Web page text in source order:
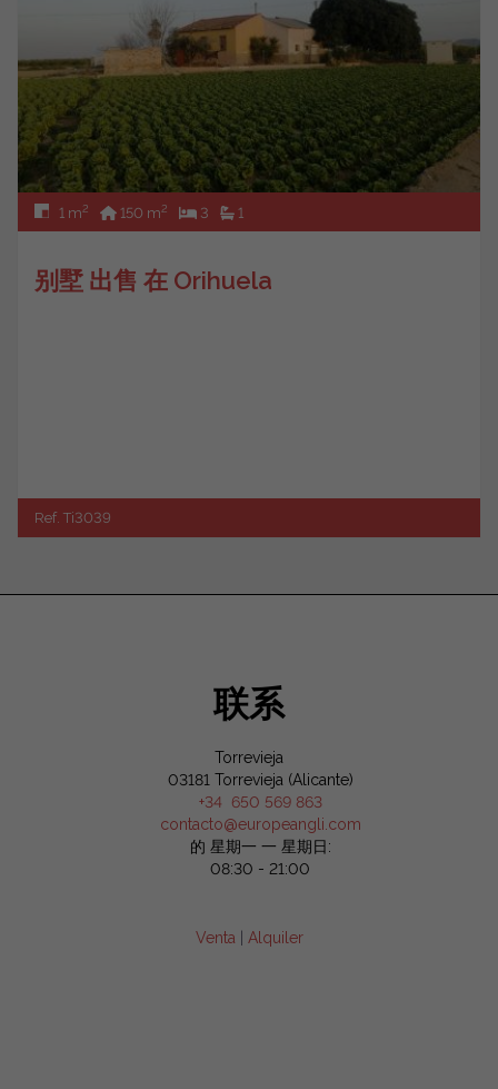
1 m2 150 m2 3 1
别墅 出售 在 Orihuela
Ref. Ti3039
联系
Torrevieja
03181 Torrevieja (Alicante)
+34 650 569 863
contacto@europeangli.com
的 星期一 一 星期日:
08:30 - 21:00
Venta Alquiler